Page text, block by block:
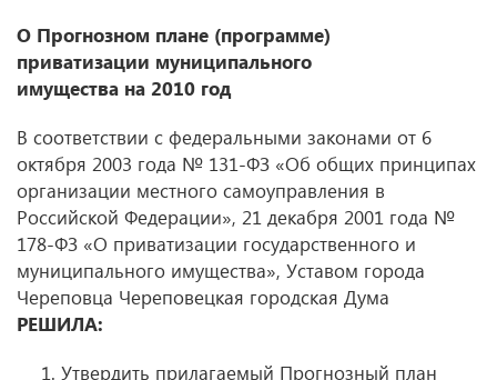
О Прогнозном плане (программе)
приватизации муниципального
имущества на 2010 год
В соответствии с федеральными законами от 6
октября 2003 года № 131-ФЗ «Об общих принципах
организации местного самоуправления в
Российской Федерации», 21 декабря 2001 года №
178-ФЗ «О приватизации государственного и
муниципального имущества», Уставом города
Череповца Череповецкая городская Дума
РЕШИЛА:
Утвердить прилагаемый Прогнозный план